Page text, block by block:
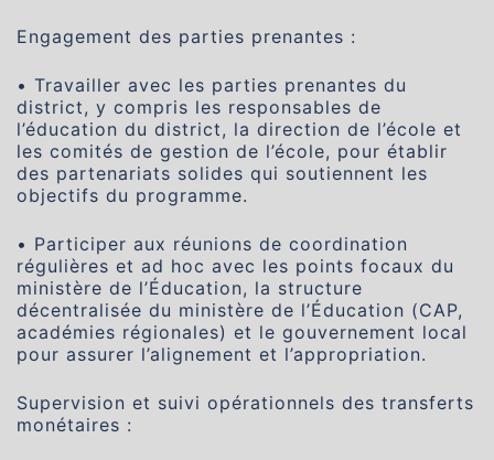
Engagement des parties prenantes :
• Travailler avec les parties prenantes du
district, y compris les responsables de
l’éducation du district, la direction de l’école et
les comités de gestion de l’école, pour établir
des partenariats solides qui soutiennent les
objectifs du programme.
• Participer aux réunions de coordination
régulières et ad hoc avec les points focaux du
ministère de l’Éducation, la structure
décentralisée du ministère de l’Éducation (CAP,
académies régionales) et le gouvernement local
pour assurer l’alignement et l’appropriation.
Supervision et suivi opérationnels des transferts
monétaires :